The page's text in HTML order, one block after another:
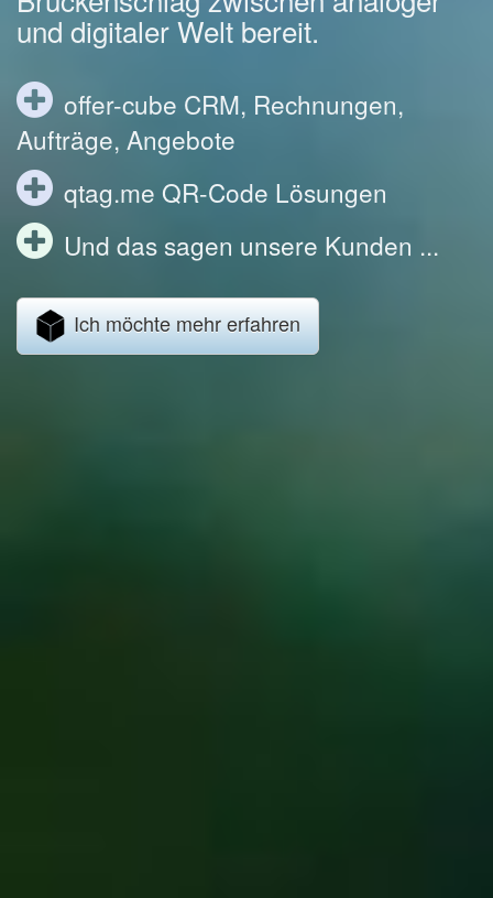
und digitaler Welt bereit.
offer-cube CRM, Rechnungen,
Aufträge, Angebote
qtag.me QR-Code Lösungen
Und das sagen unsere Kunden ...
Ich möchte mehr erfahren